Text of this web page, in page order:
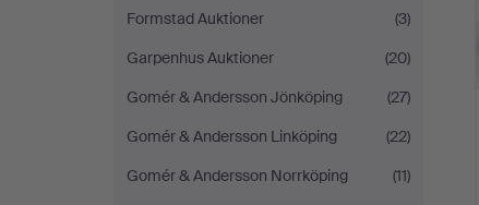
Formstad Auktioner
(3)
Garpenhus Auktioner
(20)
Gomér & Andersson Jönköping
(27)
Gomér & Andersson Linköping
(22)
Gomér & Andersson Norrköping
(11)